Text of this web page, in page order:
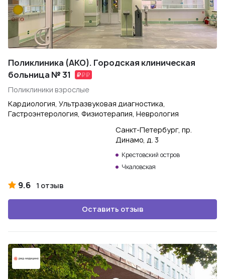
Поликлиника (АКО). Городская клиническая
больница № 31
Поликлиники взрослые
Кардиология, Ультразвуковая диагностика,
Гастроэнтерология, Физиотерапия, Неврология
Санкт-Петербург, пр.
Динамо, д. 3
Крестовский остров
Чкаловская
9.6 1 отзыв
Оставить отзыв